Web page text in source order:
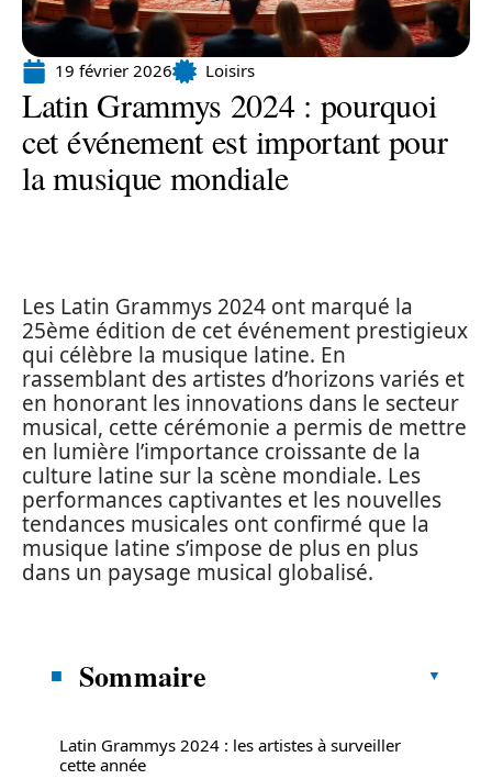
19 février 2026 Loisirs
Latin Grammys 2024 : pourquoi
cet événement est important pour
la musique mondiale
Les Latin Grammys 2024 ont marqué la
25ème édition de cet événement prestigieux
qui célèbre la musique latine. En
rassemblant des artistes d’horizons variés et
en honorant les innovations dans le secteur
musical, cette cérémonie a permis de mettre
en lumière l’importance croissante de la
culture latine sur la scène mondiale. Les
performances captivantes et les nouvelles
tendances musicales ont confirmé que la
musique latine s’impose de plus en plus
dans un paysage musical globalisé.
Sommaire
Latin Grammys 2024 : les artistes à surveiller
cette année